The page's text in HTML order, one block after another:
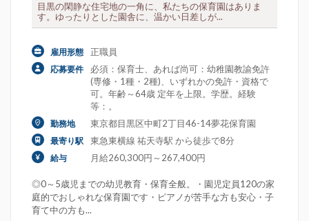
目黒の閑静な住宅地の一角に、私たちの保育園はありま
す。ゆったりとした園舎に、温かい日差しが...
雇用形態 正職員
応募要件
必須：保育士、あれば尚可：幼稚園教諭免許
(専修・1種・2種)、いずれかの免許・資格で
可。年齢～64歳 定年を上限。学歴。経験
等：。
勤務地 東京都目黒区中町2丁目46-14夢花保育園
最寄り駅 東急東横線 祐天寺駅 から徒歩で8分
給与 月給260,300円～267,400円
◎0～5歳児までの幼児教育・保育全般。・園児定員120の家
庭的でおしゃれな保育園です・ピアノが苦手な方も安心・子
育て中の方も...